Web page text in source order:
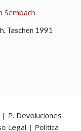
Taschen 1991
| P. Devoluciones
Legal | Política